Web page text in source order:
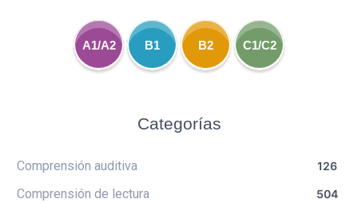
A1/A2 B1 B2 C1/C2
Categorías
Comprensión auditiva 126
Comprensión de lectura 504